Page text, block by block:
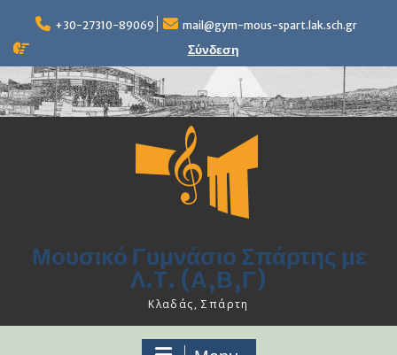
content
+30-27310-89069 mail@gym-mous-spart.lak.sch.gr
Σύνδεση
Μουσικό Γυμνάσιο Σπάρτης με
Λ.Τ. (Α,Β,Γ)
Κλαδάς, Σπάρτη